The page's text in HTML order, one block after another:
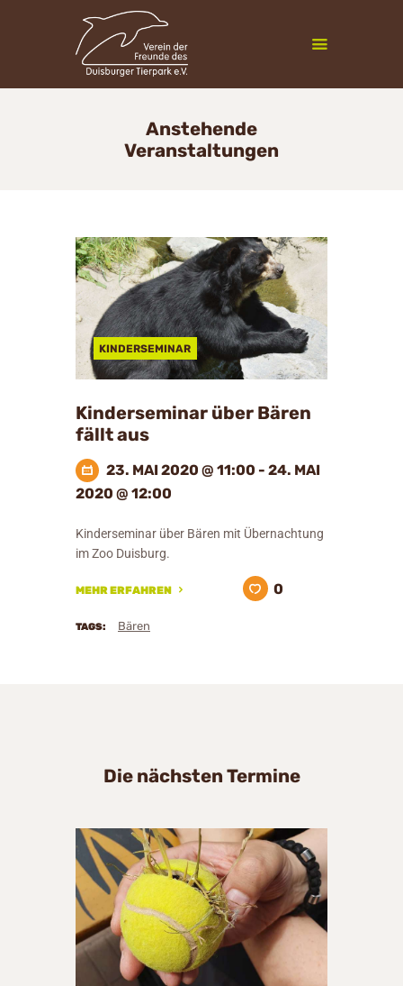
Anstehende
Veranstaltungen
Zoofreunde Duisburg
Mitgliedschaft
InfoCenter
Newsletter
Kontakt
KINDERSEMINAR
Kinderseminar über Bären
fällt aus
23. MAI 2020 @ 11:00 - 24. MAI
2020 @ 12:00
Kinderseminar über Bären mit Übernachtung
im Zoo Duisburg.
MEHR ERFAHREN 0
TAGS: Bären
Die nächsten Termine